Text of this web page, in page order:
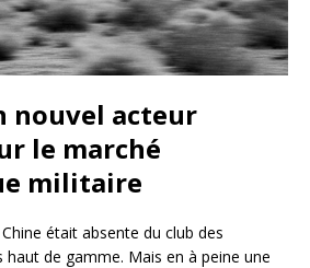
nouvel acteur
le marché
militaire
était absente du club des
haut de gamme. Mais en à peine une